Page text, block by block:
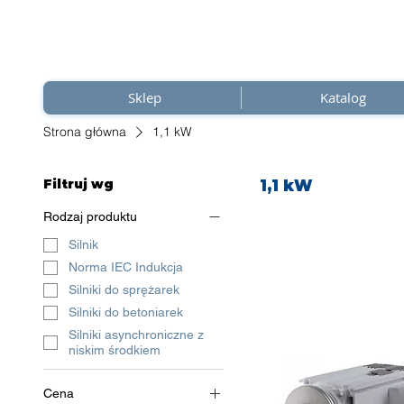
Sklep Katalog
Strona główna 1,1 kW
Filtruj wg
Rodzaj produktu
Silnik
Norma IEC Indukcja
Silniki do sprężarek
Silniki do betoniarek
Silniki asynchroniczne z
niskim środkiem
Cena
1,1 kW